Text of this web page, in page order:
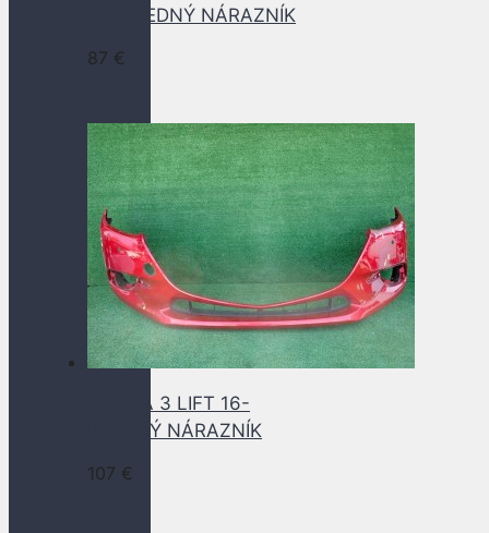
18- PREDNÝ NÁRAZNÍK
87 €
MAZDA 3 LIFT 16-
PREDNÝ NÁRAZNÍK
107 €